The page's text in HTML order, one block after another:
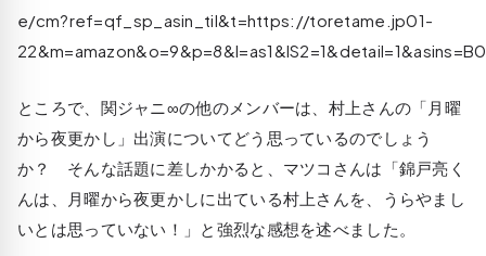
e/cm?ref=qf_sp_asin_til&t=https://toretame.jp01-
ところで、関ジャニ∞の他のメンバーは、村上さんの「月曜
から夜更かし」出演についてどう思っているのでしょう
か？ そんな話題に差しかかると、マツコさんは「錦戸亮く
んは、月曜から夜更かしに出ている村上さんを、うらやまし
いとは思っていない！」と強烈な感想を述べました。